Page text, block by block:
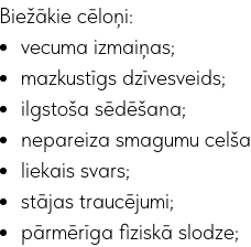
Biežākie cēloņi:
vecuma izmaiņas;
mazkustīgs dzīvesveids;
ilgstoša sēdēšana;
nepareiza smagumu
liekais svars;
stājas traucējumi;
pārmērīga fiziskā slodze;